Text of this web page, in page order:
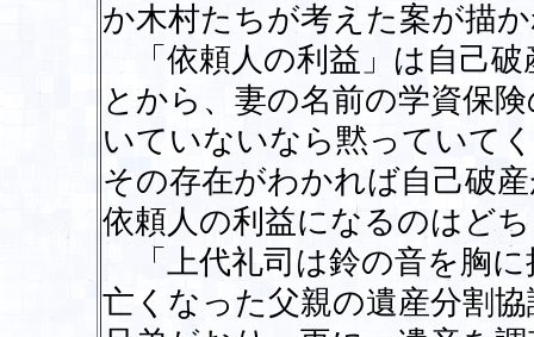
か木村たちが考えた案が描
「依頼人の利益」は自己
とから、妻の名前の学資保
いていないなら黙っていて
その存在がわかれば自己破
依頼人の利益になるのはど
「上代礼司は鈴の音を胸に
亡くなった父親の遺産分割